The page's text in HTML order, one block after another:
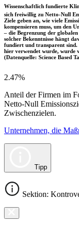
Wissenschaftlich fundierte
sich freiwillig zu Netto-Null
Ziele geben an, wie viele
kompensieren muss, um den
– die Begrenzung der
solcher Bekenntnisse hängt
fundiert und transparent
hier verwendet wurde, wurde
(Datenquelle: Science Based
2.47%
Anteil der Firmen im
Netto-Null
Zwischenzielen.
Unternehmen, die
Tipp
Sektion: